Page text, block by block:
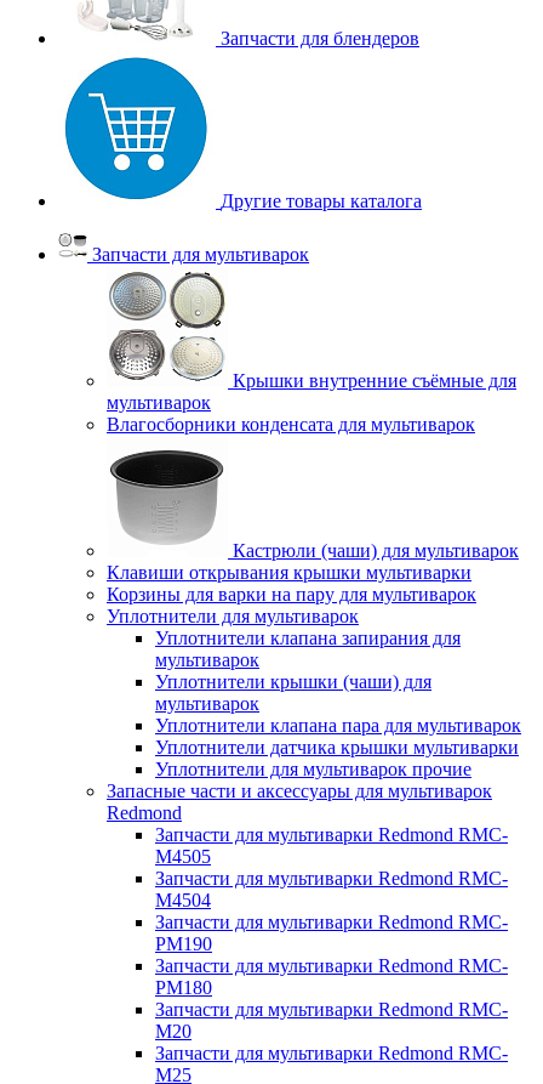
Запчасти для блендеров
Другие товары каталога
Запчасти для мультиварок
Крышки внутренние съёмные для
мультиварок
Влагосборники конденсата для мультиварок
Кастрюли (чаши) для мультиварок
Клавиши открывания крышки мультиварки
Корзины для варки на пару для мультиварок
Уплотнители для мультиварок
Уплотнители клапана запирания для
мультиварок
Уплотнители крышки (чаши) для
мультиварок
Уплотнители клапана пара для мультиварок
Уплотнители датчика крышки мультиварки
Уплотнители для мультиварок прочие
Запасные части и аксессуары для мультиварок
Redmond
Запчасти для мультиварки Redmond RMC-
M4505
Запчасти для мультиварки Redmond RMC-
M4504
Запчасти для мультиварки Redmond RMC-
PM190
Запчасти для мультиварки Redmond RMC-
PM180
Запчасти для мультиварки Redmond RMC-
M20
Запчасти для мультиварки Redmond RMC-
M25